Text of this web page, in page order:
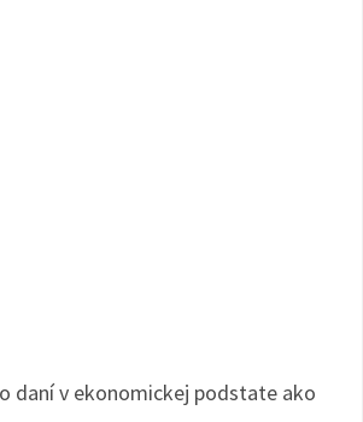
daní v ekonomickej podstate ako